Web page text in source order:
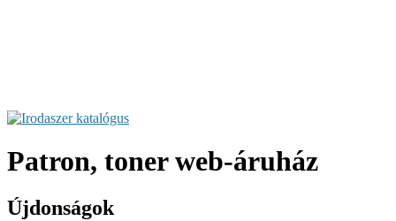
Patron, toner web-áruház
Újdonságok